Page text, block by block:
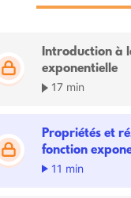
Introduction à
exponentielle
17 min
Propriétés et
fonction
11 min